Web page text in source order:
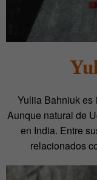
Yuliia Bahniuk es
Aunque natural de
en India. Entre
relacionados